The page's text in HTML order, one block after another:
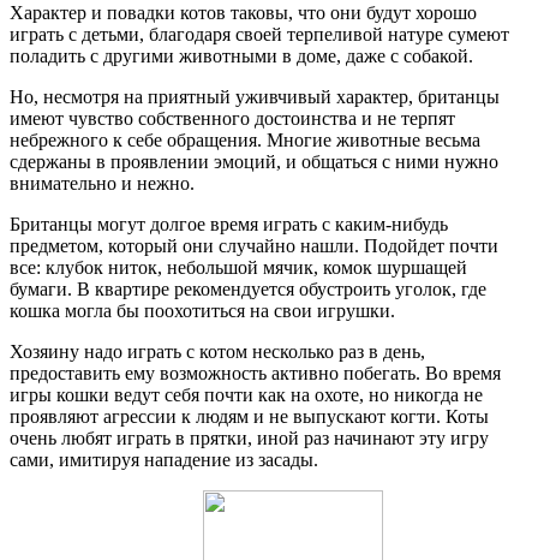
Характер и повадки котов таковы, что они будут хорошо
играть с детьми, благодаря своей терпеливой натуре сумеют
поладить с другими животными в доме, даже с собакой.
Но, несмотря на приятный уживчивый характер, британцы
имеют чувство собственного достоинства и не терпят
небрежного к себе обращения. Многие животные весьма
сдержаны в проявлении эмоций, и общаться с ними нужно
внимательно и нежно.
Британцы могут долгое время играть с каким-нибудь
предметом, который они случайно нашли. Подойдет почти
все: клубок ниток, небольшой мячик, комок шуршащей
бумаги. В квартире рекомендуется обустроить уголок, где
кошка могла бы поохотиться на свои игрушки.
Хозяину надо играть с котом несколько раз в день,
предоставить ему возможность активно побегать. Во время
игры кошки ведут себя почти как на охоте, но никогда не
проявляют агрессии к людям и не выпускают когти. Коты
очень любят играть в прятки, иной раз начинают эту игру
сами, имитируя нападение из засады.